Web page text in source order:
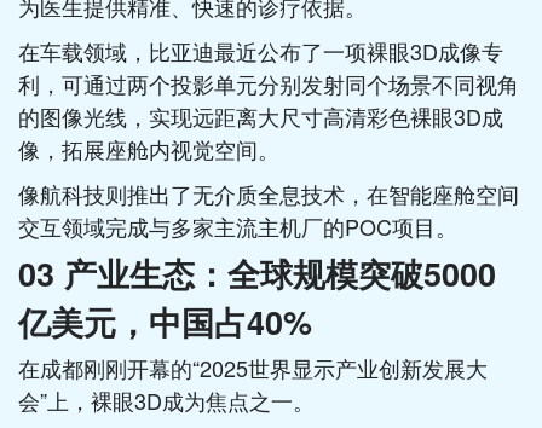
为医生提供精准、快速的诊疗依据。
在车载领域，比亚迪最近公布了一项裸眼3D成像专
利，可通过两个投影单元分别发射同个场景不同视角
的图像光线，实现远距离大尺寸高清彩色裸眼3D成
像，拓展座舱内视觉空间。
像航科技则推出了无介质全息技术，在智能座舱空间
交互领域完成与多家主流主机厂的POC项目。
03 产业生态：全球规模突破5000
亿美元，中国占40%
在成都刚刚开幕的“2025世界显示产业创新发展大
会”上，裸眼3D成为焦点之一。